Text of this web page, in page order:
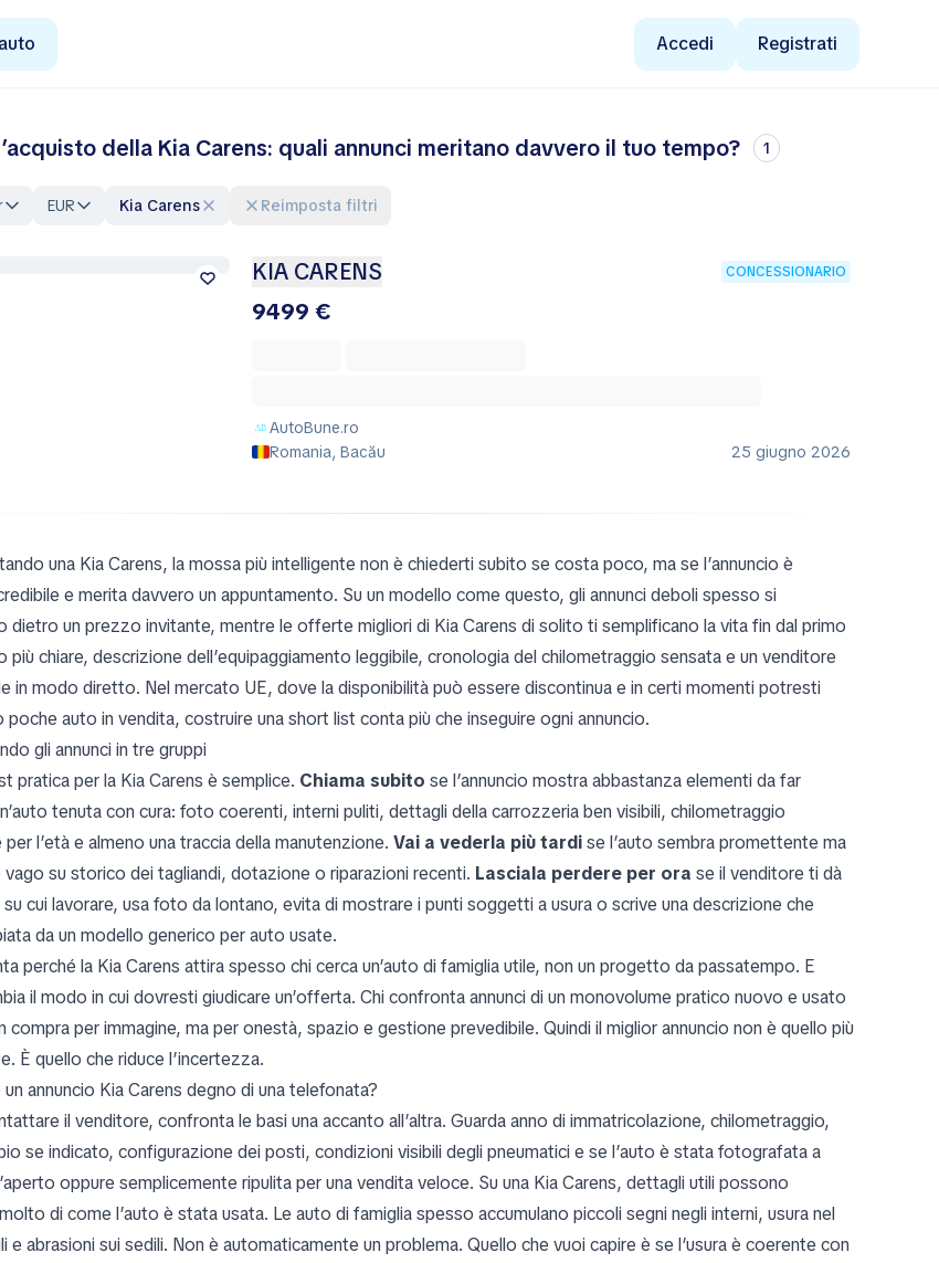
Accedi Registrati
della Kia Carens: quali annunci meritano davvero il tuo tempo? 1
EUR Kia Carens Reimposta filtri
KIA CARENS CONCESSIONARIO
9499 €
AutoBune.ro
Romania, Bacău
25 giugno 2026
una Kia Carens, la mossa più intelligente non è chiederti subito se costa poco, ma se l’annuncio è
e merita davvero un appuntamento. Su un modello come questo, gli annunci deboli spesso si
dietro un prezzo invitante, mentre le offerte migliori di Kia Carens di solito ti semplificano la vita fin dal primo
più chiare, descrizione dell’equipaggiamento leggibile, cronologia del chilometraggio sensata e un venditore
in modo diretto. Nel mercato UE, dove la disponibilità può essere discontinua e in certi momenti potresti
auto in vendita, costruire una short list conta più che inseguire ogni annuncio.
gli annunci in tre gruppi
pratica per la Kia Carens è semplice. Chiama subito se l’annuncio mostra abbastanza elementi da far
tenuta con cura: foto coerenti, interni puliti, dettagli della carrozzeria ben visibili, chilometraggio
l’età e almeno una traccia della manutenzione. Vai a vederla più tardise l’auto sembra promettente ma
vago su storico dei tagliandi, dotazione o riparazioni recenti. Lasciala perdere per ora se il venditore ti dà
cui lavorare, usa foto da lontano, evita di mostrare i punti soggetti a usura o scrive una descrizione che
da un modello generico per auto usate.
perché la Kia Carens attira spesso chi cerca un’auto di famiglia utile, non un progetto da passatempo. E
il modo in cui dovresti giudicare un’offerta. Chi confronta annunci di un monovolume pratico nuovo e usato
compra per immagine, ma per onestà, spazio e gestione prevedibile. Quindi il miglior annuncio non è quello più
È quello che riduce l’incertezza.
annuncio Kia Carens degno di una telefonata?
il venditore, confronta le basi una accanto all’altra. Guarda anno di immatricolazione, chilometraggio,
se indicato, configurazione dei posti, condizioni visibili degli pneumatici e se l’auto è stata fotografata a
oppure semplicemente ripulita per una vendita veloce. Su una Kia Carens, dettagli utili possono
di come l’auto è stata usata. Le auto di famiglia spesso accumulano piccoli segni negli interni, usura nel
e abrasioni sui sedili. Non è automaticamente un problema. Quello che vuoi capire è se l’usura è coerente con